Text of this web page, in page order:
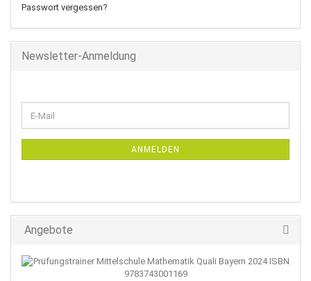
Passwort vergessen?
Newsletter-Anmeldung
ZUR
E-
Mail
ANMELDEN
Angebote